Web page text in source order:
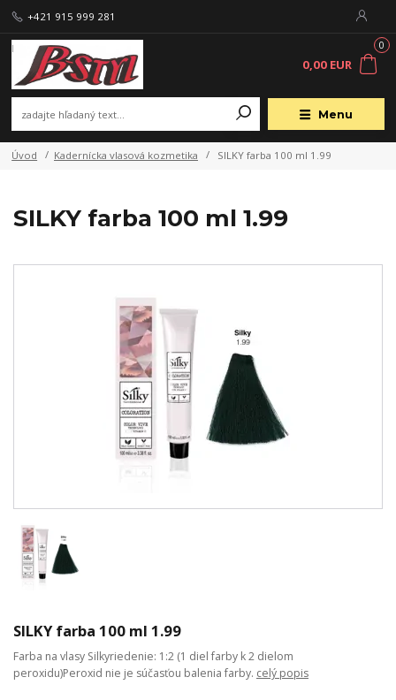
Menu
+421 915 999 281
0
0,00 EUR
Úvod Kadernícka vlasová kozmetika SILKY farba 100 ml 1.99
SILKY farba 100 ml 1.99
SILKY farba 100 ml 1.99
Farba na vlasy Silkyriedenie: 1:2 (1 diel farby k 2 dielom
peroxidu)Peroxid nie je súčasťou balenia farby. celý popis